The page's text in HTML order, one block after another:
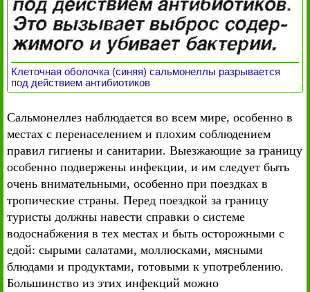
Клеточная оболочка (синяя) сальмонеллы разрывается
под действием антибиотиков
Сальмонеллез наблюдается во всем мире, особенно в
местах с перенаселением и плохим соблюдением
правил гигиены и санитарии. Выезжающие за границу
особенно подвержены инфекции, и им следует быть
очень внимательными, особенно при поездках в
тропические страны. Перед поездкой за границу
туристы должны навести справки о системе
водоснабжения в тех местах и быть осторожными с
едой: сырыми салатами, моллюсками, мясными
блюдами и продуктами, готовыми к употреблению.
Большинство из этих инфекций можно